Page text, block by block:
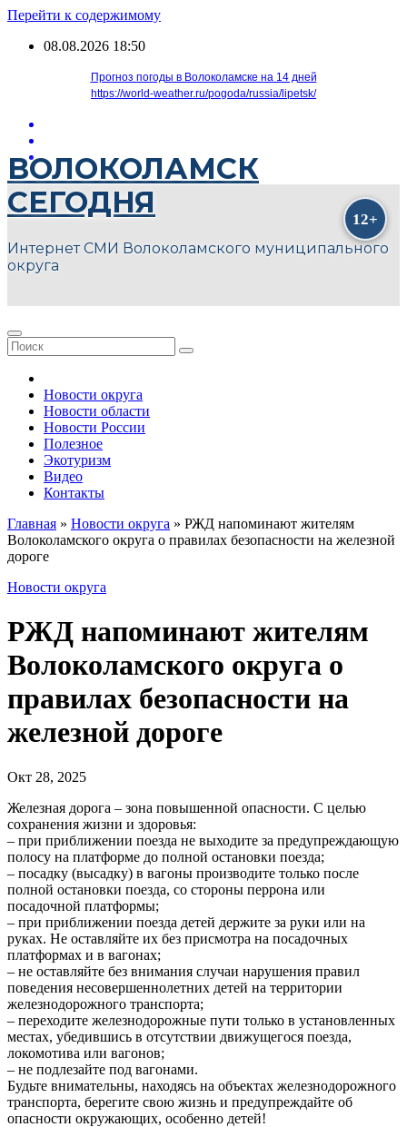
Перейти к содержимому
08.08.2026 18:50
Прогноз погоды в Волоколамске на 14 дней
https://world-weather.ru/pogoda/russia/lipetsk/
ВОЛОКОЛАМСК
СЕГОДНЯ
Интернет СМИ Волоколамского муниципального
округа
Новости округа
Новости области
Новости России
Полезное
Экотуризм
Видео
Контакты
Главная » Новости округа » РЖД напоминают жителям
Волоколамского округа о правилах безопасности на железной
дороге
Новости округа
РЖД напоминают жителям
Волоколамского округа о
правилах безопасности на
железной дороге
Окт 28, 2025
Железная дорога – зона повышенной опасности. С целью
сохранения жизни и здоровья:
– при приближении поезда не выходите за предупреждающую
полосу на платформе до полной остановки поезда;
– посадку (высадку) в вагоны производите только после
полной остановки поезда, со стороны перрона или
посадочной платформы;
– при приближении поезда детей держите за руки или на
руках. Не оставляйте их без присмотра на посадочных
платформах и в вагонах;
– не оставляйте без внимания случаи нарушения правил
поведения несовершеннолетних детей на территории
железнодорожного транспорта;
– переходите железнодорожные пути только в установленных
местах, убедившись в отсутствии движущегося поезда,
локомотива или вагонов;
– не подлезайте под вагонами.
Будьте внимательны, находясь на объектах железнодорожного
транспорта, берегите свою жизнь и предупреждайте об
опасности окружающих, особенно детей!